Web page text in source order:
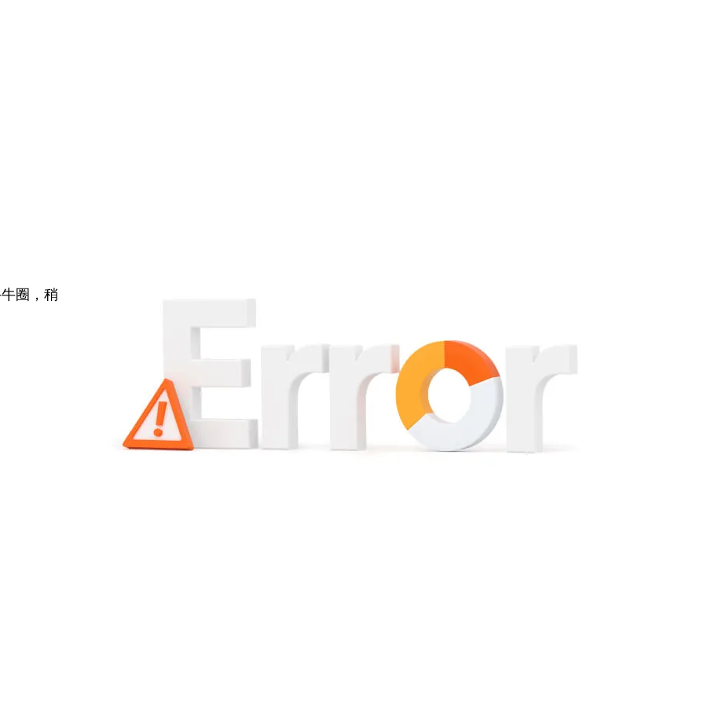
圈，稍